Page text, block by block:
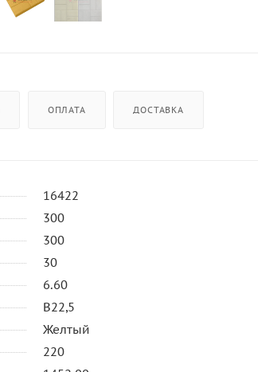
ОПЛАТА ДОСТАВКА
16422
300
300
30
6.60
B22,5
Желтый
220